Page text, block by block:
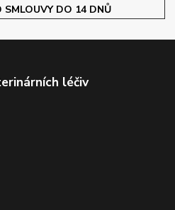
DO 14 DNŮ
léčiv